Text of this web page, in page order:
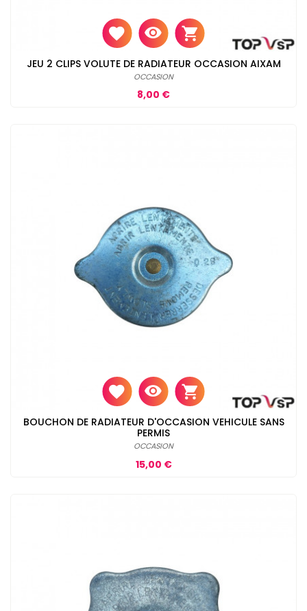
JEU 2 CLIPS VOLUTE DE RADIATEUR OCCASION AIXAM
OCCASION
Prix
8,00 €
BOUCHON DE RADIATEUR D'OCCASION VEHICULE SANS
PERMIS
OCCASION
Prix
15,00 €